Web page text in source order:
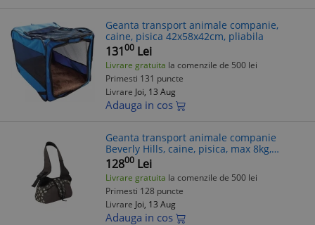
Geanta transport animale companie,
caine, pisica 42x58x42cm, pliabila
13100 Lei
Livrare gratuita la comenzile de 500 lei
Primesti 131 puncte
Livrare Joi, 13 Aug
Adauga in cos
Geanta transport animale companie
Beverly Hills, caine, pisica, max 8kg,
marime M
12800 Lei
Livrare gratuita la comenzile de 500 lei
Primesti 128 puncte
Livrare Joi, 13 Aug
Adauga in cos